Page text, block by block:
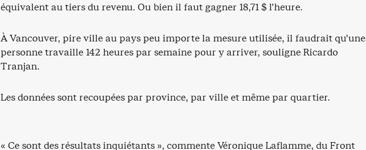
équivalent au tiers du revenu. Ou bien il faut gagner 18,71 $ l’heure.
À Vancouver, pire ville au pays peu importe la mesure utilisée, il faudrait qu’une
personne travaille 142 heures par semaine pour y arriver, souligne Ricardo
Tranjan.
Les données sont recoupées par province, par ville et même par quartier.
« Ce sont des résultats inquiétants », commente Véronique Laflamme, du Front